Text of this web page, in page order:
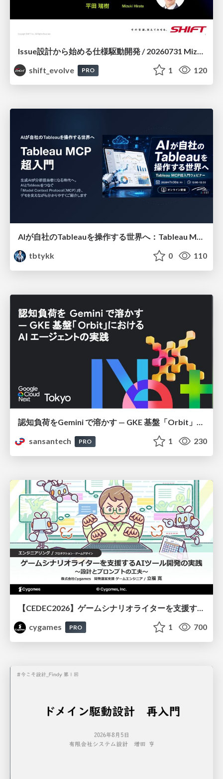
shift_evolve
PRO 1 120
AIが自社のTableauを操作する世界へ：Tableau MCP超入門
tbtykk
0 110
認知負荷をGemini で溶かす — GKE 基盤「Orbit」における AI エージェントの実践
sansantech
PRO 1 230
cygames
PRO 1 700